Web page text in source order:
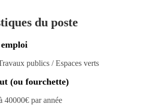
du poste
publics / Espaces verts
(ou fourchette)
40000€ par année